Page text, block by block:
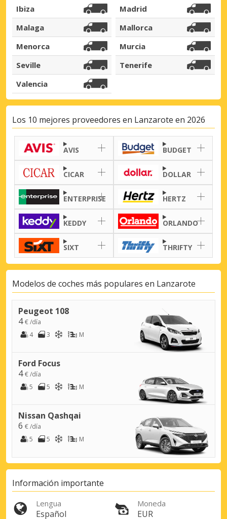
Ibiza
Madrid
Malaga
Mallorca
Menorca
Murcia
Seville
Tenerife
Valencia
Los 10 mejores proveedores en Lanzarote en 2026
AVIS BUDGET
CICAR DOLLAR
ENTERPRISE HERTZ
KEDDY ORLANDO
SIXT THRIFTY
Modelos de coches más populares en Lanzarote
Peugeot 108
4€ /día
4
3 M
Ford Focus
4€ /día
5
5 M
Nissan Qashqai
6 € /día
5
5 M
Información importante
Lengua
Español
Moneda
EUR